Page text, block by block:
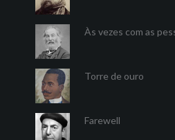
Às vezes com as
Torre de ouro
Farewell